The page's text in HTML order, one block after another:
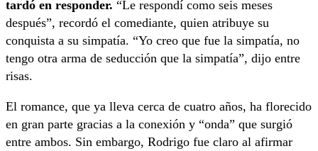
tardó en responder. “Le respondí como seis meses
después”, recordó el comediante, quien atribuye su
conquista a su simpatía. “Yo creo que fue la simpatía, no
tengo otra arma de seducción que la simpatía”, dijo entre
risas.
El romance, que ya lleva cerca de cuatro años, ha florecido
en gran parte gracias a la conexión y “onda” que surgió
entre ambos. Sin embargo, Rodrigo fue claro al afirmar